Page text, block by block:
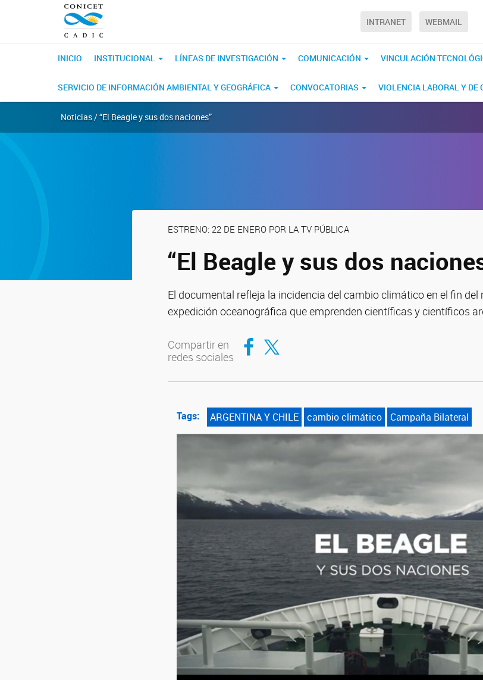
INTRANET WEBMAIL
INICIO INSTITUCIONAL LÍNEAS DE INVESTIGACIÓN COMUNICACIÓN VINCULACIÓN
SERVICIO DE INFORMACIÓN AMBIENTAL Y GEOGRÁFICA CONVOCATORIAS VIOLENCIA LABORAL Y DE
Noticias / “El Beagle y sus dos naciones”
ESTRENO: 22 DE ENERO POR LA TV PÚBLICA
“El Beagle y sus dos
El documental refleja la incidencia del cambio climático en el fin del
expedición oceanográfica que emprenden científicas y científicos
Compartir en
redes sociales
Compartir en Facebook
Compartir en Twitter
Tags: ARGENTINA Y CHILE cambio climático Campaña Bilateral